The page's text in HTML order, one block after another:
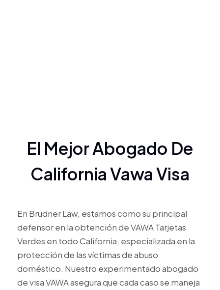
El Mejor Abogado De
California Vawa Visa
En Brudner Law, estamos como su principal
defensor en la obtención de VAWA Tarjetas
Verdes en todo California, especializada en la
protección de las víctimas de abuso
doméstico. Nuestro experimentado abogado
de visa VAWA asegura que cada caso se maneja